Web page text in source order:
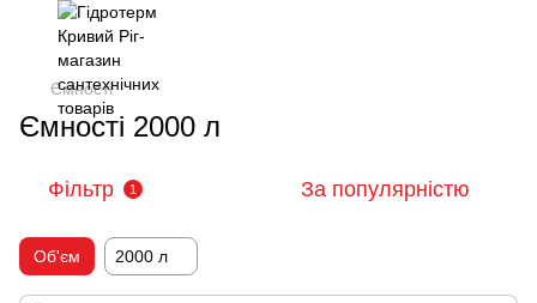
Ємності
Ємності 2000 л
Фільтр 1 За популярністю
Об'єм 2000 л